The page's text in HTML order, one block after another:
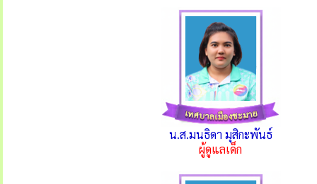
น.ส.มนธิดา มุสิกะพันธ์
ผู้ดูแลเด็ก